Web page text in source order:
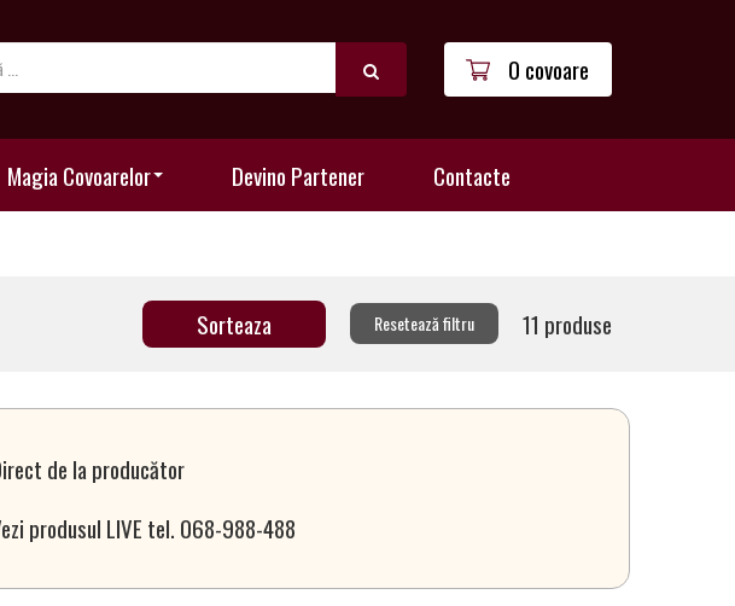
0 covoare
Magia Covoarelor Devino Partener Contacte
Resetează filtru 11 produse
de la producător
produsul LIVE tel. 068-988-488